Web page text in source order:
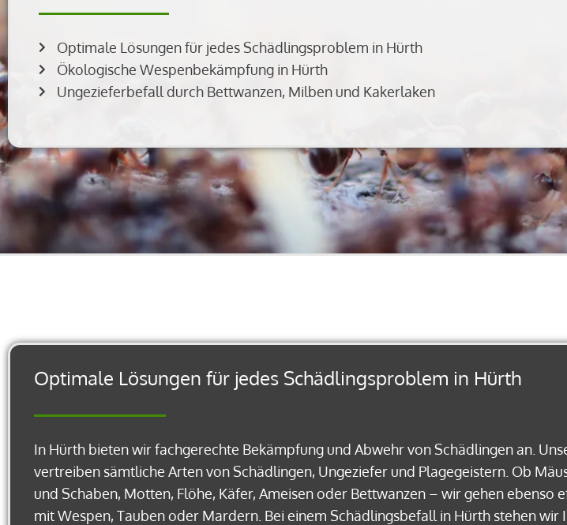
Optimale Lösungen für jedes Schädlingsproblem in Hürth
Ökologische Wespenbekämpfung in Hürth
Ungezieferbefall durch Bettwanzen, Milben und Kakerlaken
Optimale Lösungen für jedes Schädlingsproblem in Hürth
In Hürth bieten wir fachgerechte Bekämpfung und Abwehr von Schädlingen an.
vertreiben sämtliche Arten von Schädlingen, Ungeziefer und Plagegeistern. Ob
und Schaben, Motten, Flöhe, Käfer, Ameisen oder Bettwanzen – wir gehen ebenso
mit Wespen, Tauben oder Mardern. Bei einem Schädlingsbefall in Hürth stehen wir